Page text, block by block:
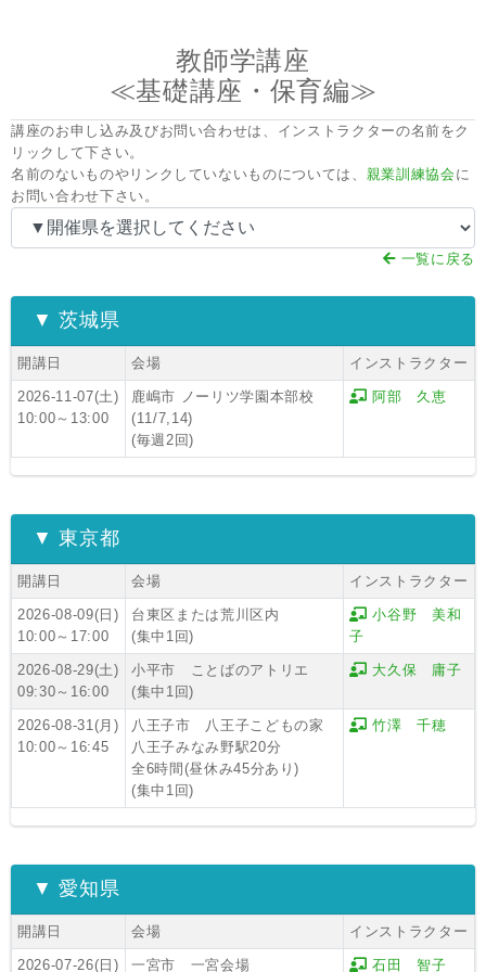
教師学講座
≪基礎講座・保育編≫
講座のお申し込み及びお問い合わせは、インストラクターの名前をク
リックして下さい。
名前のないものやリンクしていないものについては、 親業訓練協会 に
お問い合わせ下さい。
一覧に戻る
▼ 茨城県
開講日 会場 インストラクター
2026-11-07(土)
10:00～13:00
鹿嶋市 ノーリツ学園本部校
(11/7,14)
(毎週2回)
阿部 久恵
▼ 東京都
開講日 会場 インストラクター
2026-08-09(日)
10:00～17:00
台東区または荒川区内
(集中1回)
小谷野 美和
子
2026-08-29(土)
09:30～16:00
小平市 ことばのアトリエ
(集中1回)
大久保 庸子
2026-08-31(月)
10:00～16:45
八王子市 八王子こどもの家
八王子みなみ野駅20分
全6時間(昼休み45分あり)
(集中1回)
竹澤 千穂
▼ 愛知県
開講日 会場 インストラクター
2026-07-26(日) 一宮市 一宮会場 石田 智子